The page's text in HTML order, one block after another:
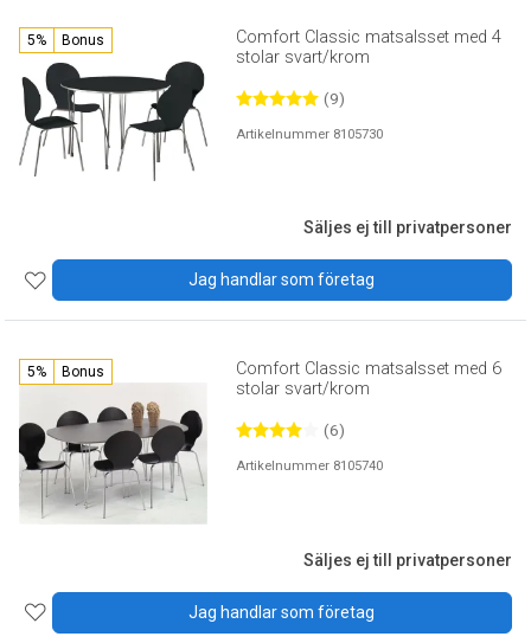
5% Bonus
Comfort Classic matsalsset med 4
stolar svart/krom
(9)
Artikelnummer 8105730
Säljes ej till privatpersoner
Jag handlar som företag
5% Bonus
Comfort Classic matsalsset med 6
stolar svart/krom
(6)
Artikelnummer 8105740
Säljes ej till privatpersoner
Jag handlar som företag